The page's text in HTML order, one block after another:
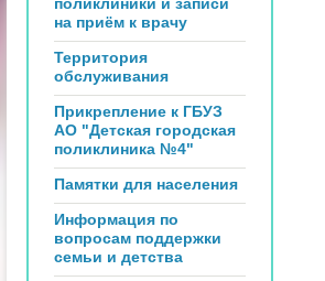
на приём к врачу
Территория
обслуживания
Прикрепление к ГБУЗ
АО "Детская городская
поликлиника №4"
Памятки для населения
Информация по
вопросам поддержки
семьи и детства